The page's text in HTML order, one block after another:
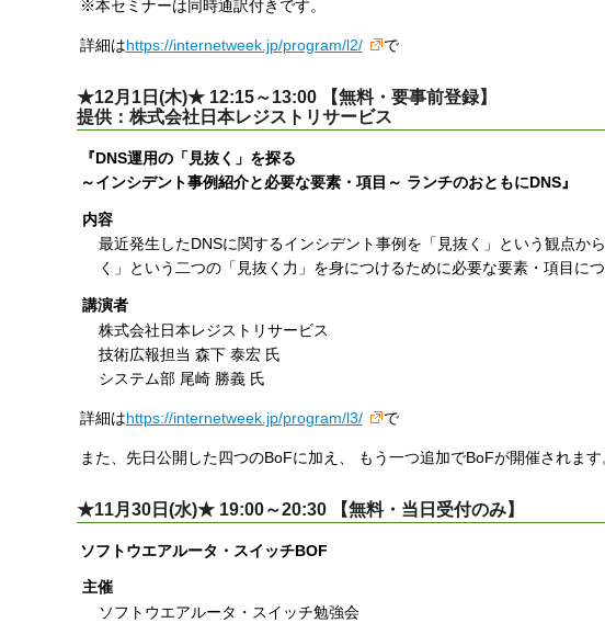
※本セミナーは同時通訳付きです。
詳細はhttps://internetweek.jp/program/l2/ で
★12月1日(木)★ 12:15～13:00 【無料・要事前登録】
提供：株式会社日本レジストリサービス
『DNS運用の「見抜く」を探る
～インシデント事例紹介と必要な要素・項目～ ランチのおともにDNS』
内容
最近発生したDNSに関するインシデント事例を「見抜く」という観点か
く」という二つの「見抜く力」を身につけるために必要な要素・項目につ
講演者
株式会社日本レジストリサービス
技術広報担当 森下 泰宏 氏
システム部 尾崎 勝義 氏
詳細はhttps://internetweek.jp/program/l3/ で
また、先日公開した四つのBoFに加え、 もう一つ追加でBoFが開催されま
★11月30日(水)★ 19:00～20:30 【無料・当日受付のみ】
ソフトウエアルータ・スイッチBOF
主催
ソフトウエアルータ・スイッチ勉強会